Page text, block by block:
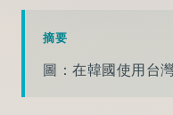
摘要
圖：在韓國使用台